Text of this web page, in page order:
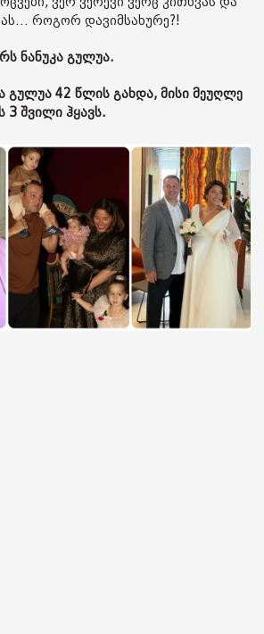
როგორ დავიმსახურე?!
ნანუკა გულუა.
გულუა 42 წლის გახდა, მისი მეუღლე
3 შვილი ჰყავს.